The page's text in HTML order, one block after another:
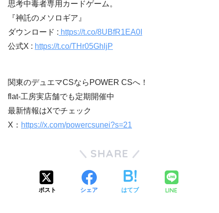
思考中毒者専用カードゲーム。
『神託のメソロギア』
ダウンロード : https://t.co/8UBfR1EA0I
公式X : https://t.co/THr05GhljP
関東のデュエマCSならPOWER CSへ！
flat-工房実店舗でも定期開催中
最新情報はXでチェック
X： https://x.com/powercsunei?s=21
SHARE
ポスト シェア はてブ LINE